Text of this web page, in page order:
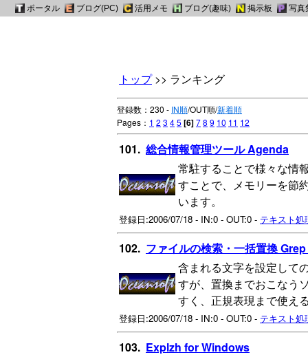
ポータル ブログ(PC) 活用メモ ブログ(趣味) 掲示板 写真
トップ>> ランキング
登録数：230 - IN順/OUT順/新着順
Pages： 1 2 3 45 [6]78 9 10 11 12
101. 総合情報管理ツール Agenda
常駐することで様々な情
すことで、メモリーを節
います。
登録日:2006/07/18 - IN:0 - OUT:0 - テキスト処
102. ファイルの検索・一括置換
含まれる文字を設定して
すが、置換までおこなう
すく、正規表現まで使え
登録日:2006/07/18 - IN:0 - OUT:0 - テキスト処
103. Explzh for Windows
ポータル ブログ(PC) 活用メモ ブログ(趣味) 掲示板 写真